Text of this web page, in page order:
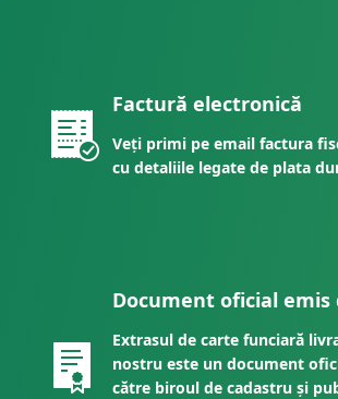
Factură electronică
Veți primi pe email factura
cu detaliile legate de plata
Document oficial emis
Extrasul de carte funciară
nostru este un document
către biroul de cadastru și